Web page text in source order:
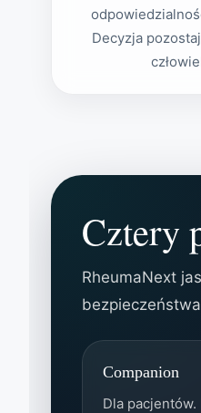
Decyzja
Cztery
RheumaNext
Companion
Dla